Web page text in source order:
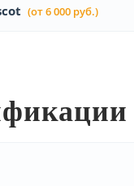
(от 6 000 руб.)